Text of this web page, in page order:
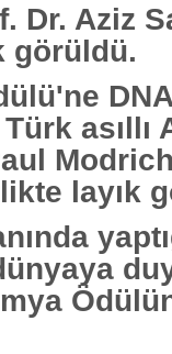
Dr. Aziz
görüldü.
asıllı
layık